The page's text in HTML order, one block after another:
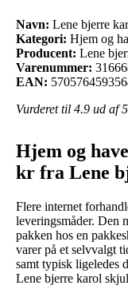
Navn: Lene bjerre
Kategori: Hjem og
Producent: Lene
Varenummer:
EAN:
Vurderet til 4.9 ud af
Hjem og
kr fra Lene
Flere internet
leveringsmåder. Den
pakken hos en
varer på et selvvalgt
samt typisk ligeledes
Lene bjerre karol